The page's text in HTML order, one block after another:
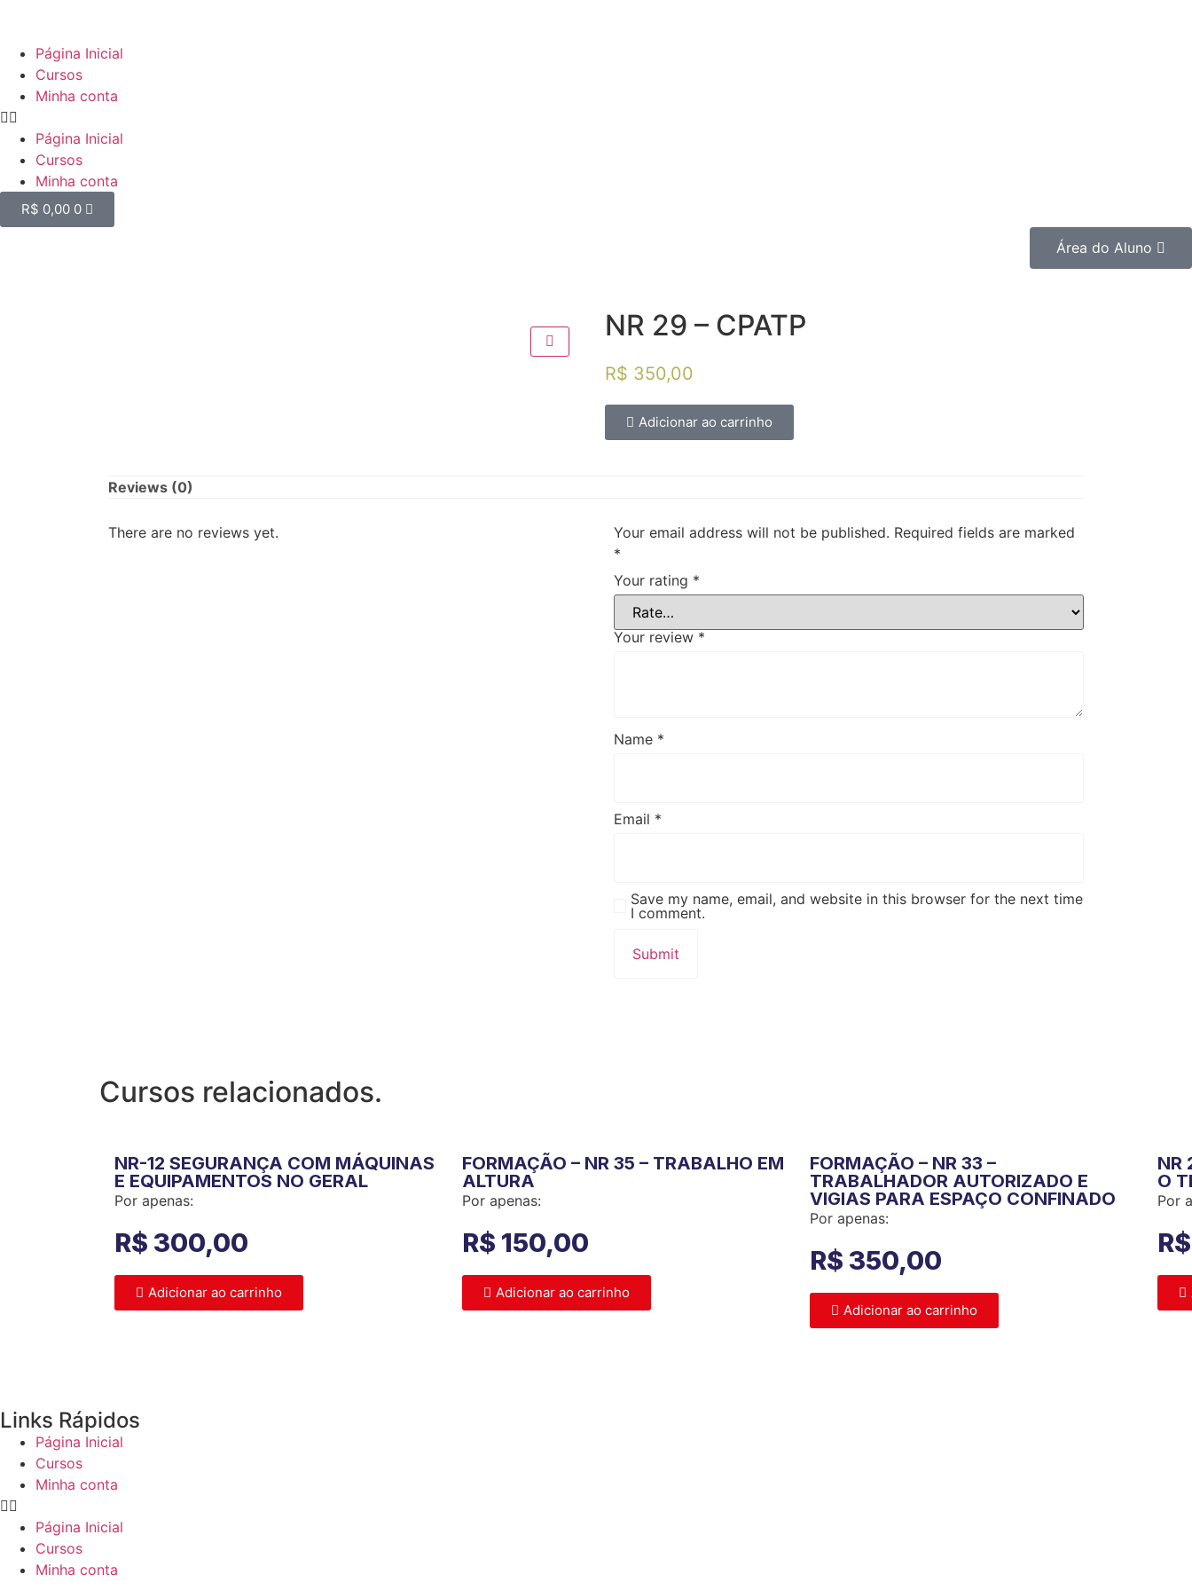
Página Inicial
Cursos
Minha conta
Página Inicial
Cursos
Minha conta
R$ 0,00 0
Área do Aluno
NR 29 – CPATP
R$ 350,00
Adicionar ao carrinho
Reviews (0)
There are no reviews yet. Your email address will not be published. Required fields are marked
*
Your rating *
Your review *
Name *
Email *
Save my name, email, and website in this browser for the next time
I comment.
Cursos relacionados.
NR-12 SEGURANÇA COM MÁQUINAS
E EQUIPAMENTOS NO GERAL
Por apenas:
R$ 300,00
Adicionar ao carrinho
FORMAÇÃO – NR 35 – TRABALHO EM
ALTURA
Por apenas:
R$ 150,00
Adicionar ao carrinho
FORMAÇÃO – NR 33 –
TRABALHADOR AUTORIZADO E
VIGIAS PARA ESPAÇO CONFINADO
Por apenas:
R$ 350,00
Adicionar ao carrinho
NR
O
Por
R$
Links Rápidos
Página Inicial
Cursos
Minha conta
Página Inicial
Cursos
Minha conta